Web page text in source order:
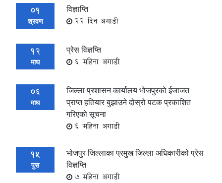
01
श्रवण
विज्ञाप्ति
22 दिन अगाडी
12
माघ
प्रेस विज्ञप्ति
6 महिना अगाडी
06
माघ
जिल्ला प्रशासन कार्यालय भोजपुरको ईजाजत
प्राप्त हतियार बुझाउने दोस्रो पटक प्रकाशित
गरिएको सूचना
6 महिना अगाडी
15
पुस
भोजपुर जिल्लाका प्रमुख जिल्ला अधिकारीको प्रेस
विज्ञप्ति
7 महिना अगाडी